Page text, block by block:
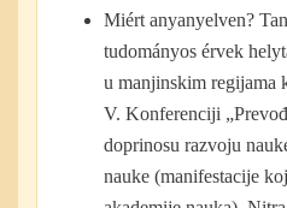
Miért anyanyelven?
tudományos érvek
u manjinskim regijama
V. Konferenciji
doprinosu razvoju
nauke (manifestacije